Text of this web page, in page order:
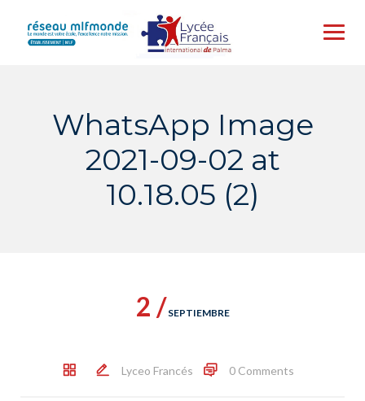
content
WhatsApp Image
2021-09-02 at
10.18.05 (2)
2 / SEPTIEMBRE
Lyceo Francés 0 Comments